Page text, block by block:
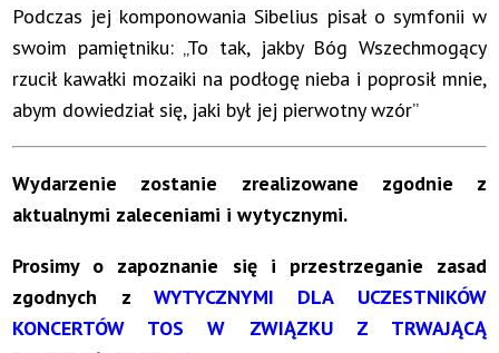
Podczas jej komponowania Sibelius pisał o symfonii w
swoim pamiętniku: „To tak, jakby Bóg Wszechmogący
rzucił kawałki mozaiki na podłogę nieba i poprosił mnie,
abym dowiedział się, jaki był jej pierwotny wzór”
Wydarzenie zostanie zrealizowane zgodnie z
aktualnymi zaleceniami i wytycznymi.
Prosimy o zapoznanie się i przestrzeganie zasad
zgodnych z WYTYCZNYMI DLA UCZESTNIKÓW
KONCERTÓW TOS W ZWIĄZKU Z TRWAJĄCĄ